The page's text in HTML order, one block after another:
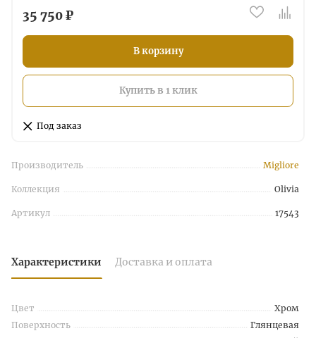
35 750 ₽
В корзину
Купить в 1 клик
Под заказ
Производитель Migliore
Коллекция Olivia
Артикул 17543
Характеристики Доставка и оплата
Цвет
Хром
Поверхность
Глянцевая